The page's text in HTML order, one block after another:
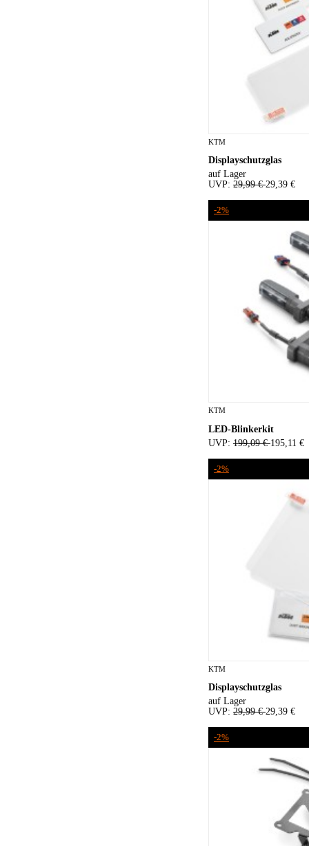
KTM
Displayschutzglas
auf Lager
UVP: 29,99 € 29,39 €
-2%
KTM
LED-Blinkerkit
UVP: 199,09 € 195,11 €
-2%
KTM
Displayschutzglas
auf Lager
UVP: 29,99 € 29,39 €
-2%